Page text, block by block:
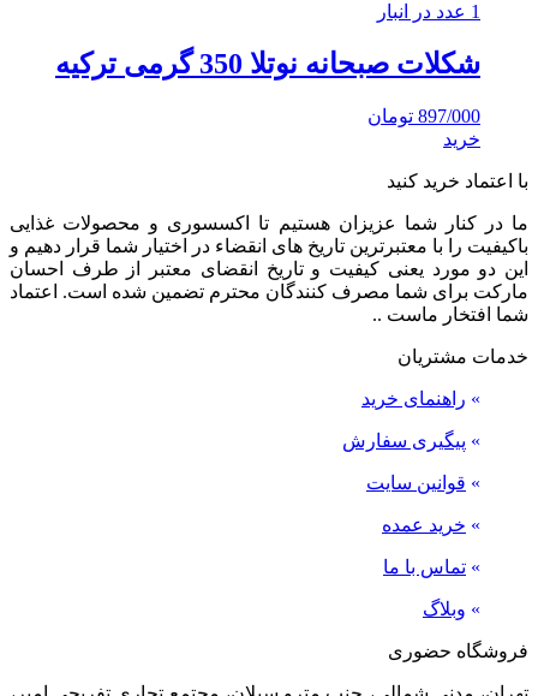
1 عدد در انبار
شکلات صبحانه نوتلا 350 گرمی ترکیه
897/000 تومان
خرید
با اعتماد خرید کنید
ما در کنار شما عزیزان هستیم تا اکسسوری و محصولات غذایی
باکیفیت را با معتبرترین تاریخ های انقضاء در اختیار شما قرار دهیم و
این دو مورد یعنی کیفیت و تاریخ انقضای معتبر از طرف احسان
مارکت برای شما مصرف کنندگان محترم تضمین شده است. اعتماد
شما افتخار ماست ..
خدمات مشتریان
» راهنمای خرید
» پیگیری سفارش
» قوانین سایت
» خرید عمده
» تماس با ما
» وبلاگ
فروشگاه حضوری